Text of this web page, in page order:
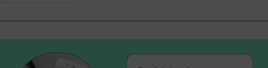
Kreativwirtschaft